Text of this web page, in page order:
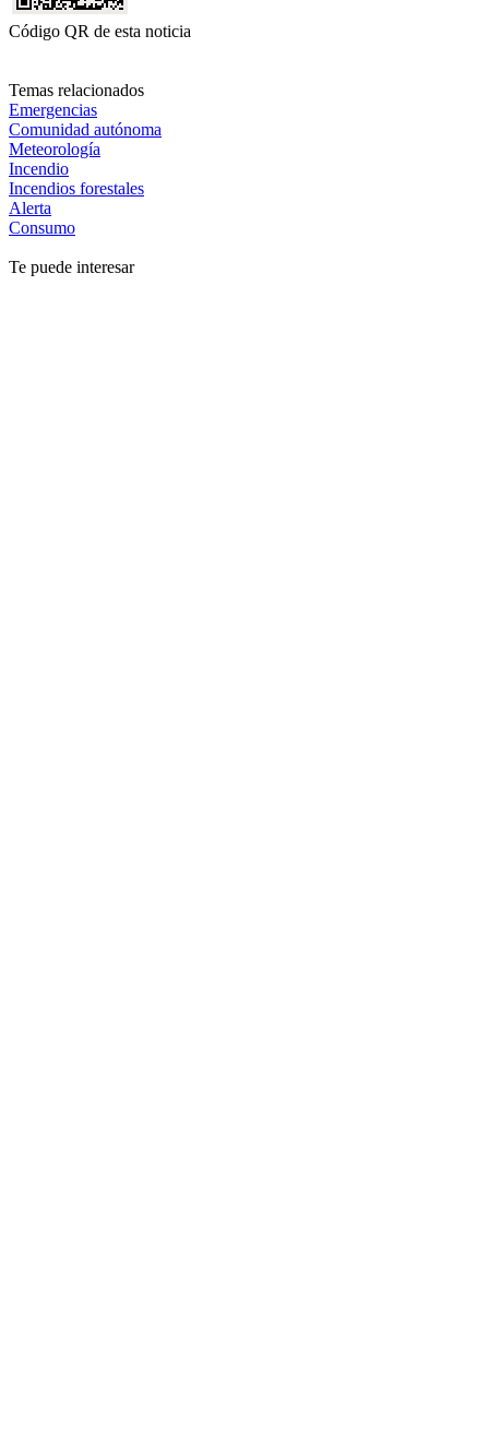
Código QR de esta noticia
Temas relacionados
Emergencias
Comunidad autónoma
Meteorología
Incendio
Incendios forestales
Alerta
Consumo
Te puede interesar